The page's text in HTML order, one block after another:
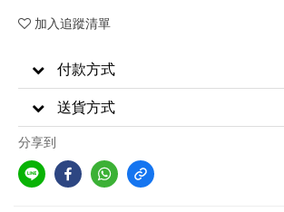
加入追蹤清單
付款方式
送貨方式
分享到